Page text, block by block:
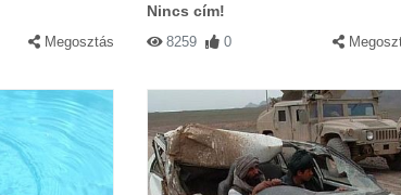
Megosztás
Nincs cím!
8259 0